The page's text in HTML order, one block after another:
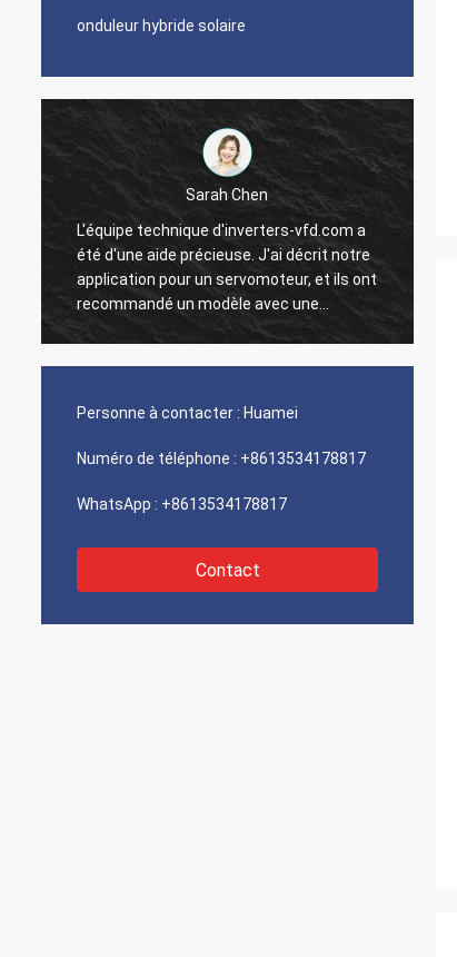
onduleur hybride solaire
Sarah Chen
L'équipe technique d'inverters-vfd.com a
été d'une aide précieuse. J'ai décrit notre
application pour un servomoteur, et ils ont
recommandé un modèle avec une
réponse dynamique supérieure.
Personne à contacter : Huamei
Numéro de téléphone : +8613534178817
WhatsApp : +8613534178817
Contact